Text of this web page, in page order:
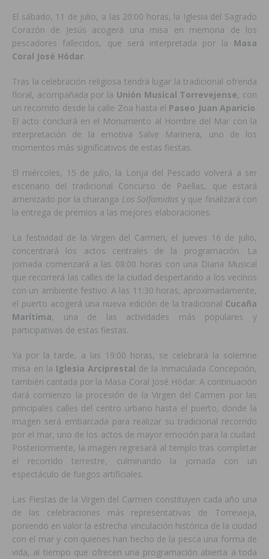
El sábado, 11 de julio, a las 20:00 horas, la Iglesia del Sagrado
Corazón de Jesús acogerá una misa en memoria de los
pescadores fallecidos, que será interpretada por la Masa
Coral José Hódar.
Tras la celebración religiosa tendrá lugar la tradicional ofrenda
floral, acompañada por la Unión Musical Torrevejense, con
un recorrido desde la calle Zoa hasta el Paseo Juan Aparicio.
El acto concluirá en el Monumento al Hombre del Mar con la
interpretación de la emotiva Salve Marinera, uno de los
momentos más significativos de estas fiestas.
El miércoles, 15 de julio, la Lonja del Pescado volverá a ser
escenario del tradicional Concurso de Paellas, que estará
amenizado por la charanga Los Solfamidas y que finalizará con
la entrega de premios a las mejores elaboraciones.
La festividad de la Virgen del Carmen, el jueves 16 de julio,
concentrará los actos centrales de la programación. La
jornada comenzará a las 08:00 horas con una Diana Musical
que recorrerá las calles de la ciudad despertando a los vecinos
con un ambiente festivo. A las 11:30 horas, aproximadamente,
el puerto acogerá una nueva edición de la tradicional Cucaña
Marítima, una de las actividades más populares y
participativas de estas fiestas.
Ya por la tarde, a las 19:00 horas, se celebrará la solemne
misa en la Iglesia Arciprestal de la Inmaculada Concepción,
también cantada por la Masa Coral José Hódar. A continuación
dará comienzo la procesión de la Virgen del Carmen por las
principales calles del centro urbano hasta el puerto, donde la
imagen será embarcada para realizar su tradicional recorrido
por el mar, uno de los actos de mayor emoción para la ciudad.
Posteriormente, la imagen regresará al templo tras completar
el recorrido terrestre, culminando la jornada con un
espectáculo de fuegos artificiales.
Las Fiestas de la Virgen del Carmen constituyen cada año una
de las celebraciones más representativas de Torrevieja,
poniendo en valor la estrecha vinculación histórica de la ciudad
con el mar y con quienes han hecho de la pesca una forma de
vida, al tiempo que ofrecen una programación abierta a toda